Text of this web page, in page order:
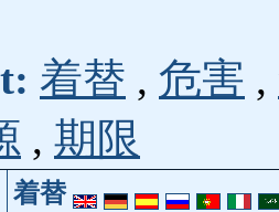
着替 , 危害 ,
, 期限
着替